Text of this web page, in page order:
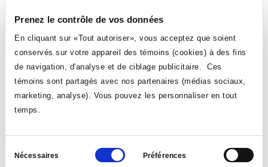
Prenez le contrôle de vos données
En cliquant sur «Tout autoriser», vous acceptez que soient
conservés sur votre appareil des témoins (cookies) à des fins
de navigation, d'analyse et de ciblage publicitaire. Ces
témoins sont partagés avec nos partenaires (médias sociaux,
marketing, analyse). Vous pouvez les personnaliser en tout
temps.
Sélection
Nécessaires Préférences
Zviane au Japon , de Zviane (Pow Pow)
Black Hammer (tome 1), de Jeff Lemire et Dean
Ormston (Urban comics)
bande dessinée canadienne actuelle auprès des étudiants, en plus d’encourager
la lecture et le jugement critique de ceux-ci. Cette activité culturelle a également
pour but de mettre en valeur le travail des auteurs.
À la suite du succès de cette deuxième édition du Prix BD des collégiens, celui-ci
Pour plus de détails :www.facebook.com/prixbd
dans